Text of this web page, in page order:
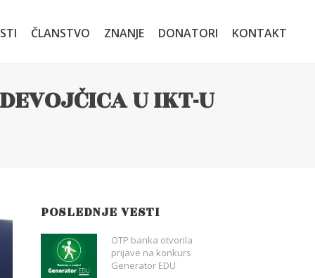
ČLANSTVO ZNANJE DONATORI KONTAKT
U IKT-U
POSLEDNJE VESTI
OTP banka otvorila
prijave na konkurs
Generator EDU